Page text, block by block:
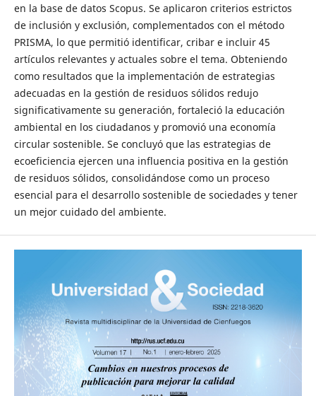
en la base de datos Scopus. Se aplicaron criterios estrictos
de inclusión y exclusión, complementados con el método
PRISMA, lo que permitió identificar, cribar e incluir 45
artículos relevantes y actuales sobre el tema. Obteniendo
como resultados que la implementación de estrategias
adecuadas en la gestión de residuos sólidos redujo
significativamente su generación, fortaleció la educación
ambiental en los ciudadanos y promovió una economía
circular sostenible. Se concluyó que las estrategias de
ecoeficiencia ejercen una influencia positiva en la gestión
de residuos sólidos, consolidándose como un proceso
esencial para el desarrollo sostenible de sociedades y tener
un mejor cuidado del ambiente.